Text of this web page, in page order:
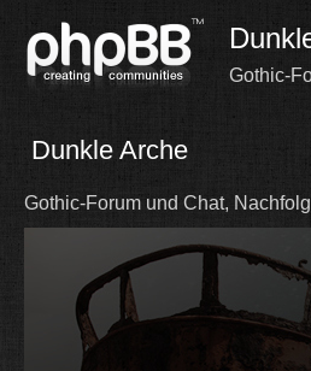
Gothic-
Dunkle Arche
Gothic-Forum und Chat,